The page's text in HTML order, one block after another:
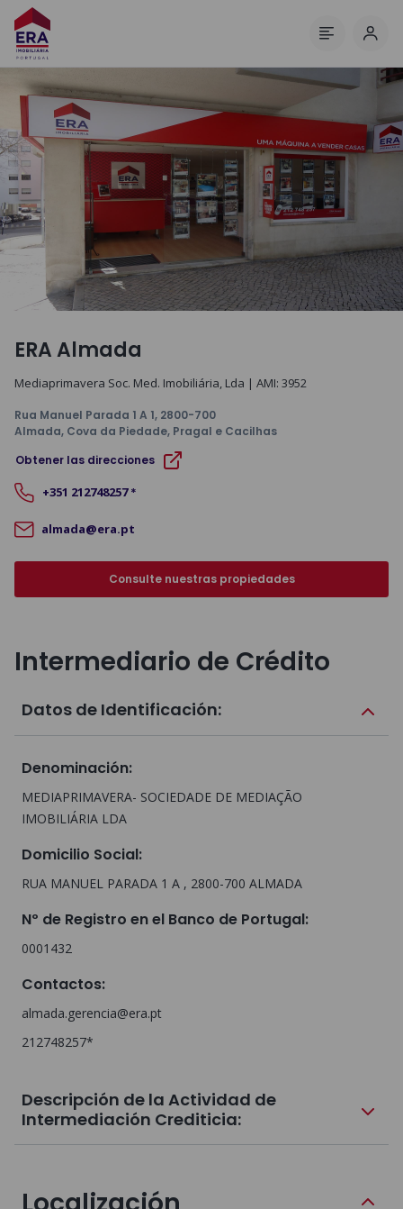
ERA Almada
Mediaprimavera Soc. Med. Imobiliária, Lda | AMI: 3952
Rua Manuel Parada 1 A 1, 2800-700
Almada, Cova da Piedade, Pragal e Cacilhas
Obtener las direcciones
+351 212748257 *
almada@era.pt
Consulte nuestras propiedades
Intermediario de Crédito
Datos de Identificación:
Denominación:
MEDIAPRIMAVERA- SOCIEDADE DE MEDIAÇÃO
IMOBILIÁRIA LDA
Domicilio Social:
RUA MANUEL PARADA 1 A , 2800-700 ALMADA
Nº de Registro en el Banco de Portugal:
0001432
Contactos:
almada.gerencia@era.pt
212748257*
Descripción de la Actividad de
Intermediación Crediticia: